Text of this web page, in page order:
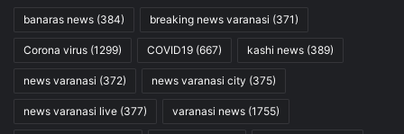
banaras news (384) breaking news varanasi (371)
Corona virus (1299) COVID19 (667) kashi news (389)
news varanasi (372) news varanasi city (375)
news varanasi live (377) varanasi news (1755)